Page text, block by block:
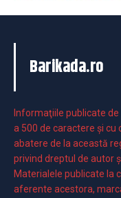
Barikada.ro
Informaţiile publicate
a 500 de caractere şi cu
abatere de la această
privind dreptul de autor
Materialele publicate la
aferente acestora,